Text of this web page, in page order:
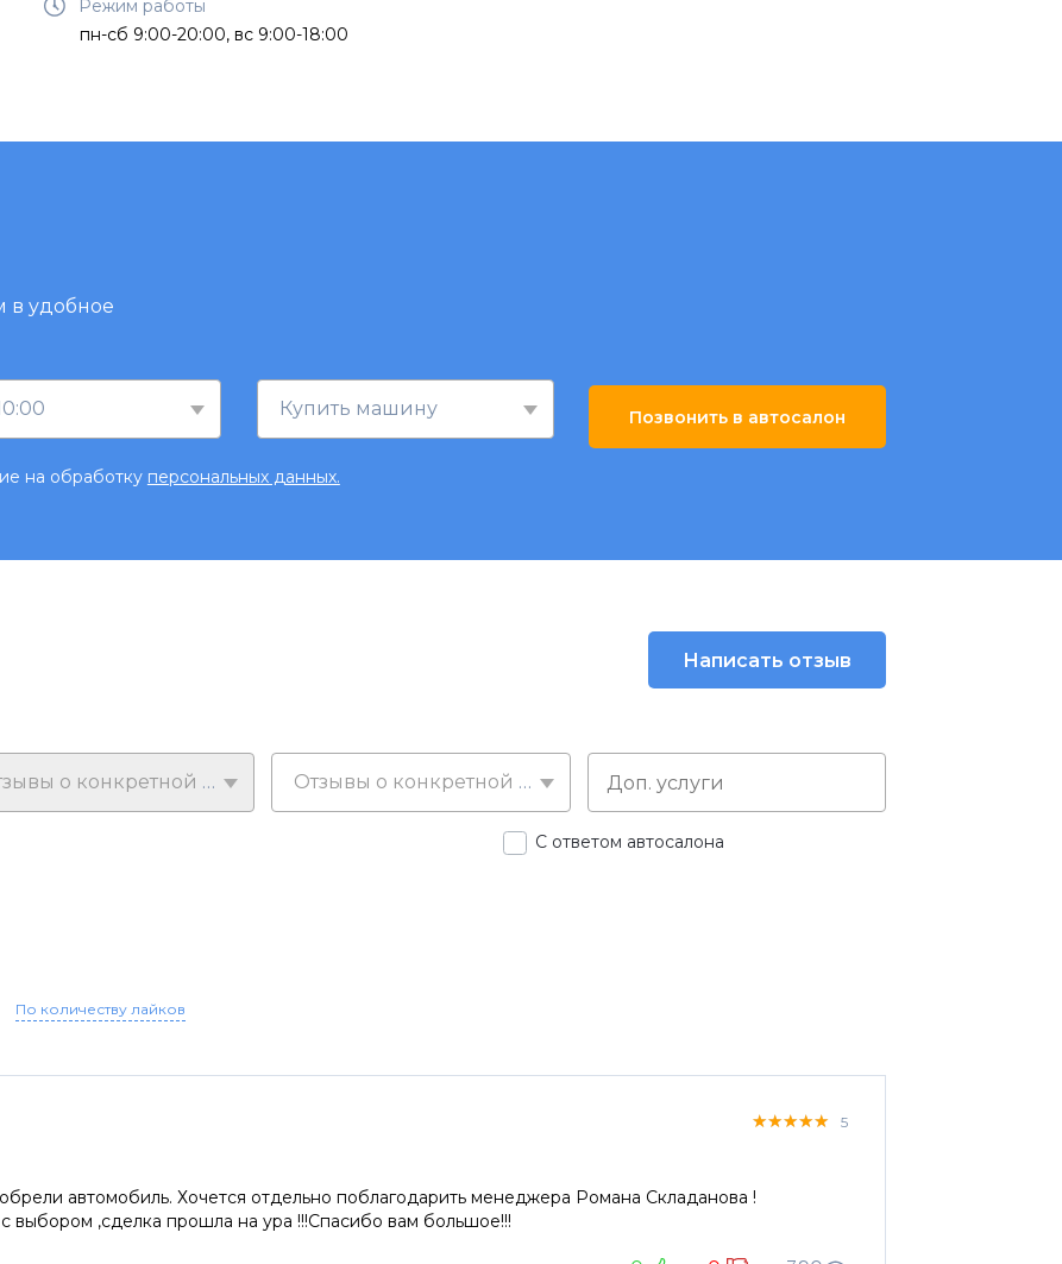
Режим работы
пн-сб 9:00-20:00, вс 9:00-18:00
в удобное
Купить машину Позвонить в автосалон
на обработку персональных данных.
Отзывы о конкретной модели Отзывы о конкретной услуге
С ответом автосалона
Написать отзыв
По количеству лайков
★★★★★
★★★★★
★★★★★ 5
автомобиль. Хочется отдельно поблагодарить менеджера Романа Складанова !
выбором ,сделка прошла на ура !!!Спасибо вам большое!!!